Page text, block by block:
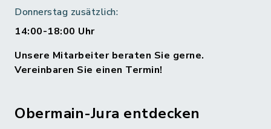
Donnerstag zusätzlich:
14:00-18:00 Uhr
Unsere Mitarbeiter beraten Sie gerne.
Vereinbaren Sie einen Termin!
Obermain-Jura entdecken